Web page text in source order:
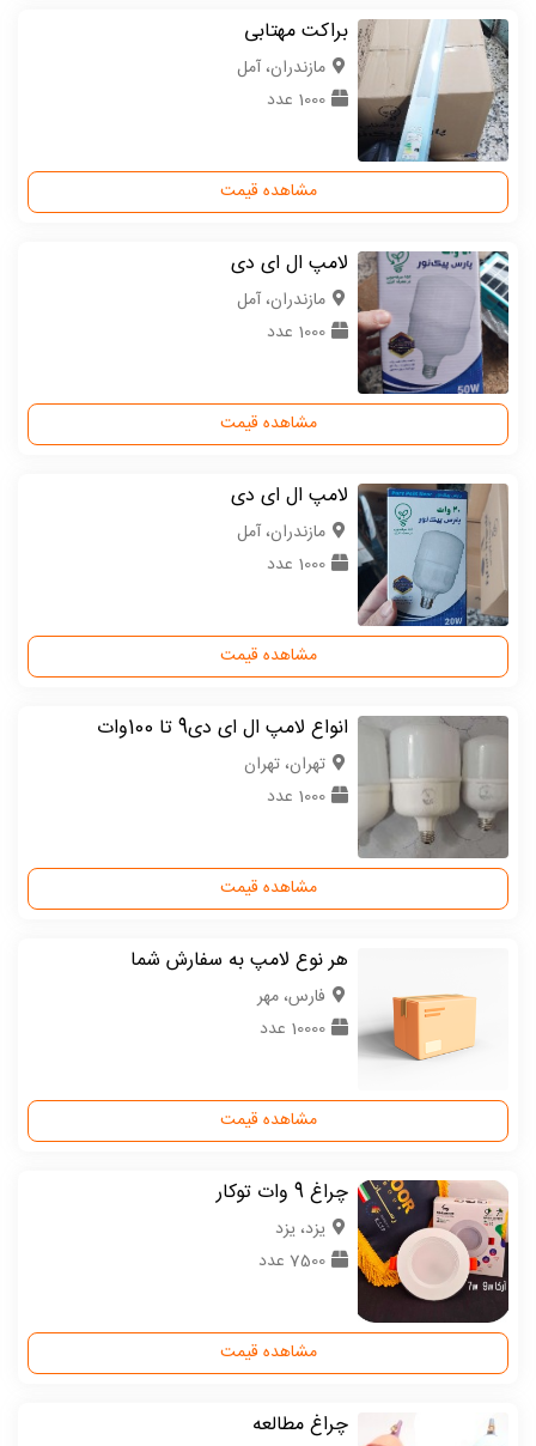
براکت مهتابی
مازندران، آمل
1000 عدد
مشاهده قیمت
لامپ ال ای دی
مازندران، آمل
1000 عدد
مشاهده قیمت
لامپ ال ای دی
مازندران، آمل
1000 عدد
مشاهده قیمت
انواع لامپ ال ای دی9 تا 100وات
تهران، تهران
1000 عدد
مشاهده قیمت
هر نوع لامپ به سفارش شما
فارس، مهر
10000 عدد
مشاهده قیمت
چراغ 9 وات توکار
یزد، یزد
7500 عدد
مشاهده قیمت
چراغ مطالعه